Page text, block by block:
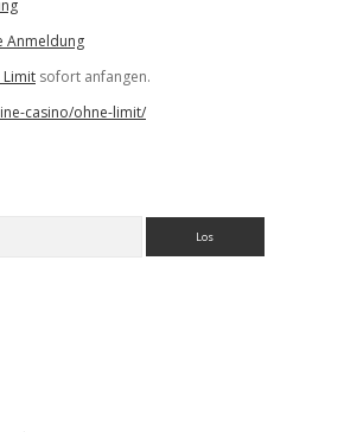
Anmeldung
Limit sofort anfangen.
casino/ohne-limit/